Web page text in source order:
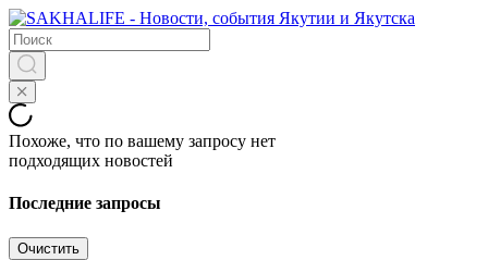
Похоже, что по вашему запросу нет
подходящих новостей
Последние запросы
Очистить